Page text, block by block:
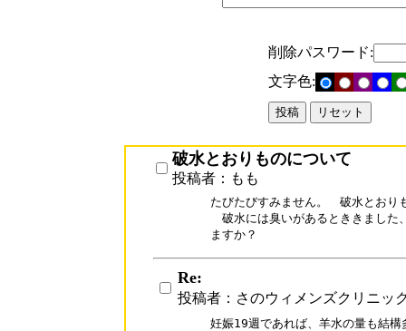
削除パスワード:
文字色:
破水とおりものについて
投稿者：もも
たびたびすみません。　破水とおり
破水には臭いがあるとききました
ますか？
Re:
投稿者：さのウィメンズクリニッ
妊娠19週であれば、羊水の量も結